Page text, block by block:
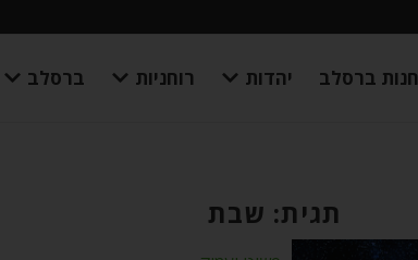
חנות ברסלב יהדות רוחניות ברסלב
תגית: שבת